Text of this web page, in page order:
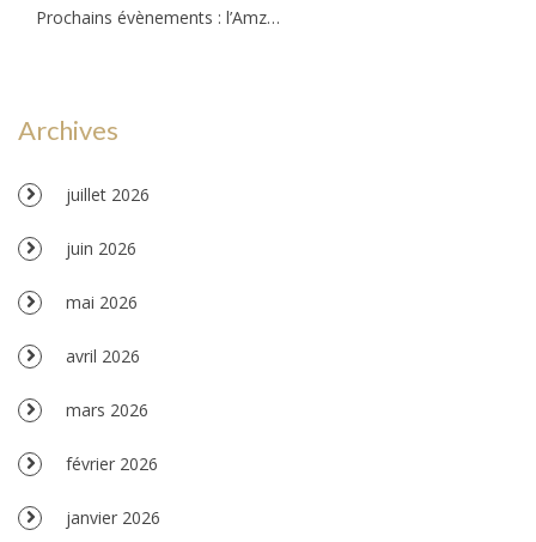
Prochains évènements : l’Amzov participe à la fête de la musique !!!
Archives
juillet 2026
juin 2026
mai 2026
avril 2026
mars 2026
février 2026
janvier 2026